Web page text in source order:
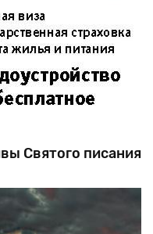
Святого писания